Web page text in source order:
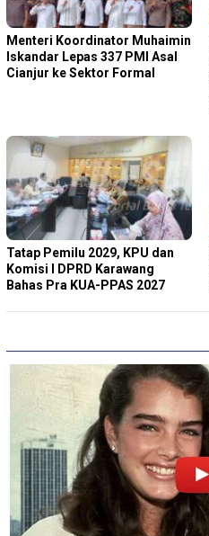
Menteri Koordinator Muhaimin
Iskandar Lepas 337 PMI Asal
Cianjur ke Sektor Formal
Tatap Pemilu 2029, KPU dan
Komisi I DPRD Karawang
Bahas Pra KUA-PPAS 2027